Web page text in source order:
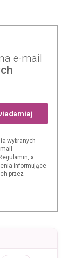
e-mail
wybranych
a
informujące
przez